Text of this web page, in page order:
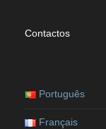
Contactos
Português
Français